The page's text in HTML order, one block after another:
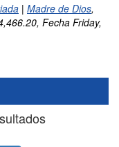
| Madre de Dios,
Fecha Friday,